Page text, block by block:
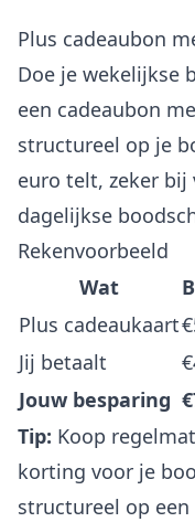
Plus cadeaubon
Doe je wekelijkse
een cadeaubon
structureel op je
euro telt, zeker bij
dagelijkse
Rekenvoorbeeld
Wat
Plus cadeaukaart
Jij betaalt
Jouw besparing
Tip: Koop
korting voor je
structureel op